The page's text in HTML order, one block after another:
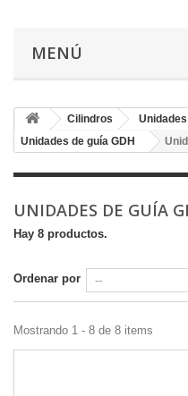
MENÚ
Cilindros
Unidades de guía GDH
UNIDADES DE GUÍA
Hay 8 productos.
Ordenar por
Mostrando 1 - 8 de 8 items